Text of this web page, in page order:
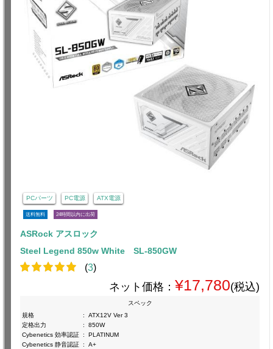
PCパーツ PC電源 ATX電源
送料無料 24時間以内に出荷
ASRock アスロック
Steel Legend 850w White SL-850GW
(3)
ネット価格： ¥17,780(税込)
スペック
規格
:
ATX12V Ver 3
定格出力
:
850W
Cybenetics 効率認証 :
PLATINUM
Cybenetics 静音認証 :
A+